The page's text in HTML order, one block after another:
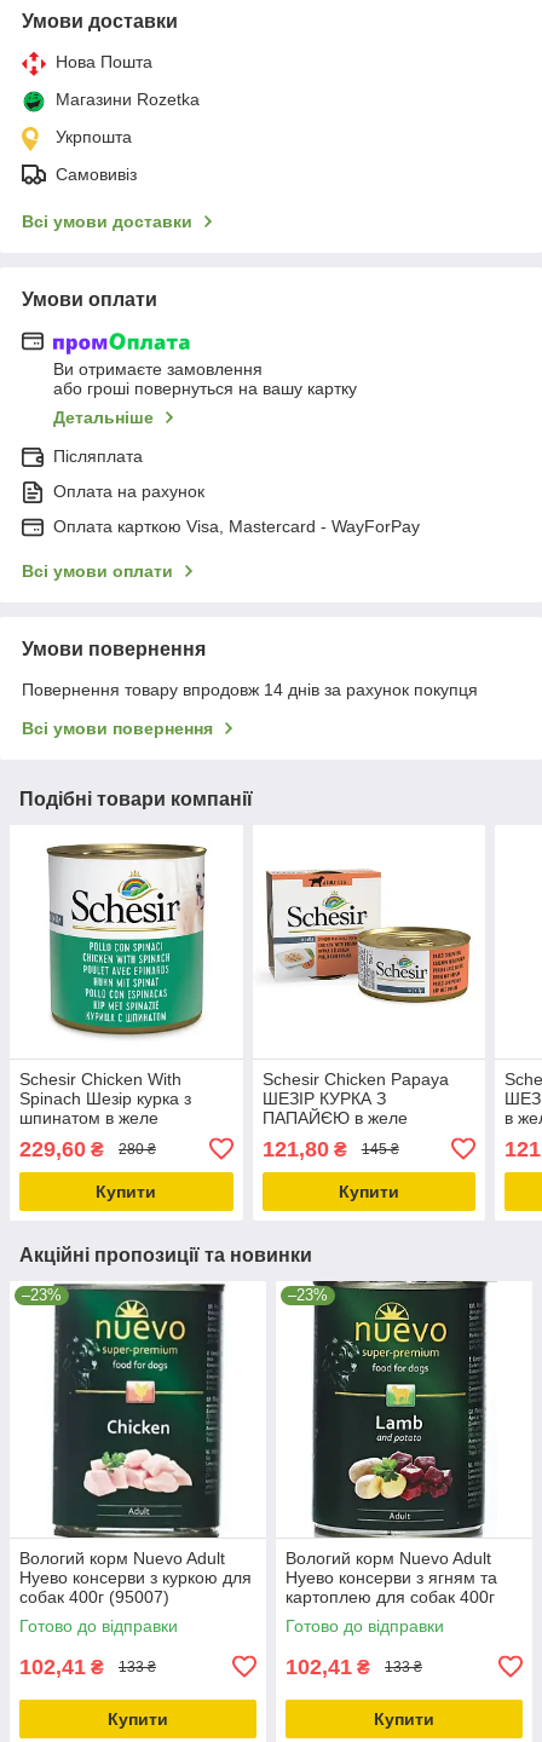
Умови доставки
Нова Пошта
Магазини Rozetka
Укрпошта
Самовивіз
Всі умови доставки
Умови оплати
Ви отримаєте замовлення
або гроші повернуться на вашу картку
Детальніше
Післяплата
Оплата на рахунок
Оплата карткою Visa, Mastercard - WayForPay
Всі умови оплати
Умови повернення
Повернення товару впродовж 14 днів за рахунок покупця
Всі умови повернення
Подібні товари компанії
Schesir Chicken With
Spinach Шезір курка з
шпинатом в желе
вологий корм банка 285г
229,60 ₴ 280 ₴
Купити
Schesir Chicken Papaya
ШЕЗІР КУРКА З
ПАПАЙЄЮ в желе
натуральні консерви для
собак, вологий корм,
банку 150г
121,80₴ 145 ₴
Купити
в
Акційні пропозиції та новинки
–23%
Вологий корм Nuevo Adult
Нуево консерви з куркою для
собак 400г (95007)
Готово до відправки
102,41 ₴ 133 ₴
Купити
–23%
Вологий корм Nuevo Adult
Нуево консерви з ягням та
картоплею для собак 400г
(95010)
Готово до відправки
102,41 ₴ 133 ₴
Купити